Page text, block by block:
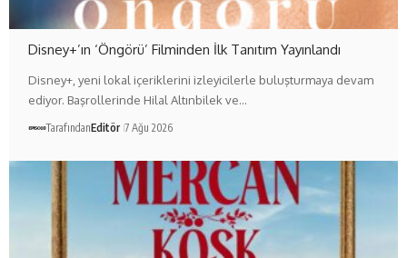
Disney+’ın ‘Öngörü’ Filminden İlk Tanıtım Yayınlandı
Disney+, yeni lokal içeriklerini izleyicilerle buluşturmaya devam
ediyor. Başrollerinde Hilal Altınbilek ve…
TarafındanEditör 7 Ağu 2026